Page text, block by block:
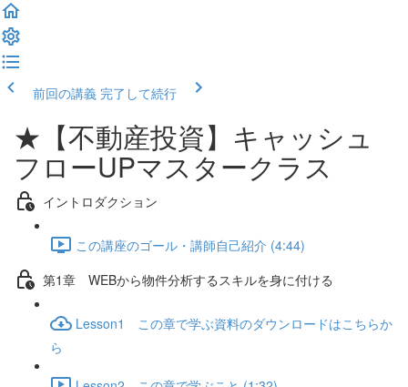
前回の講義 完了して続行
★【不動産投資】キャッシュ
フローUPマスタークラス
イントロダクション
この講座のゴール・講師自己紹介 (4:44)
第1章 WEBから物件分析するスキルを身に付ける
Lesson1 この章で学ぶ資料のダウンロードはこちらか
ら